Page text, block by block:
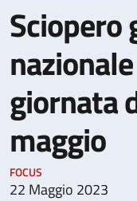
Sciopero
giornata
maggio
FOCUS
22 Maggio 2023